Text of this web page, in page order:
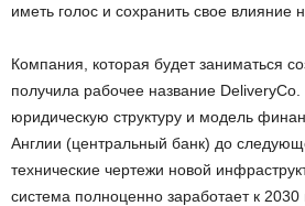
иметь голос и сохранить свое влияние
Компания, которая будет заниматься
получила рабочее название DeliveryCo.
юридическую структуру и модель
Англии (центральный банк) до
технические чертежи новой
система полноценно заработает к 2030